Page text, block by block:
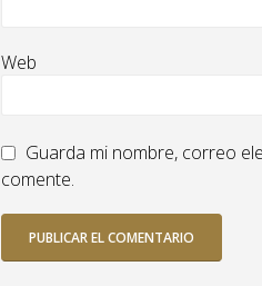
Web
Guarda mi nombre, correo
comente.